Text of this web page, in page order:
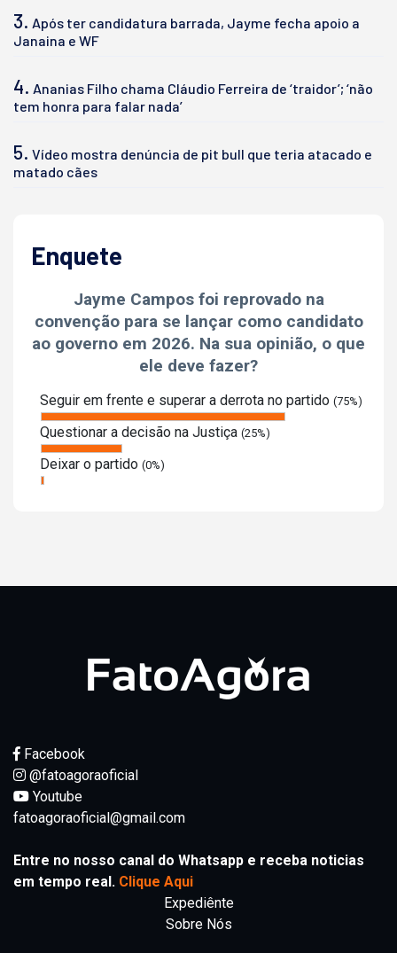
3. Após ter candidatura barrada, Jayme fecha apoio a
Janaina e WF
4. Ananias Filho chama Cláudio Ferreira de ‘traidor’; ‘não
tem honra para falar nada’
5. Vídeo mostra denúncia de pit bull que teria atacado e
matado cães
Enquete
Jayme Campos foi reprovado na
convenção para se lançar como candidato
ao governo em 2026. Na sua opinião, o que
ele deve fazer?
Seguir em frente e superar a derrota no partido (75%)
Questionar a decisão na Justiça (25%)
Deixar o partido (0%)
Facebook
@fatoagoraoficial
Youtube
fatoagoraoficial@gmail.com
Entre no nosso canal do Whatsapp e receba noticias
em tempo real. Clique Aqui
Expediênte
Sobre Nós